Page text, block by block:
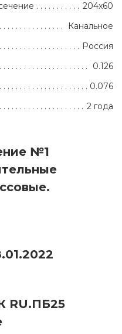
204х60
Канальное
Россия
0.126
0.076
2 года
№1
RU.ПБ25